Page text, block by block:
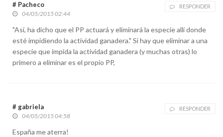
# Pacheco RESPONDER
04/05/2015 02:44
"Así, ha dicho que el PP actuará y eliminará la especie allí donde
esté impidiendo la actividad ganadera." Si hay que eliminar a una
especie que impida la actividad ganadera (y muchas otras) lo
primero a eliminar es el propio PP,
# gabriela RESPONDER
04/05/2015 04:58
España me aterra!